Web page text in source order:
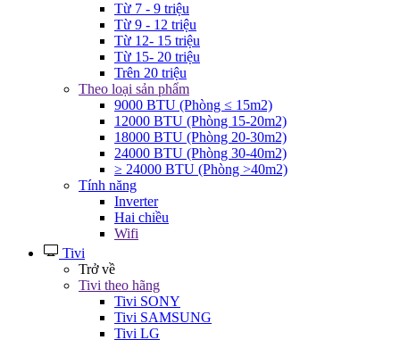
Từ 7 - 9 triệu
Từ 9 - 12 triệu
Từ 12- 15 triệu
Từ 15- 20 triệu
Trên 20 triệu
Theo loại sản phẩm
9000 BTU (Phòng ≤ 15m2)
12000 BTU (Phòng 15-20m2)
18000 BTU (Phòng 20-30m2)
24000 BTU (Phòng 30-40m2)
≥ 24000 BTU (Phòng >40m2)
Tính năng
Inverter
Hai chiều
Wifi
Tivi
Trở về
Tivi theo hãng
Tivi SONY
Tivi SAMSUNG
Tivi LG